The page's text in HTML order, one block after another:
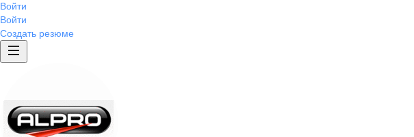
Войти
Войти
Создать резюме